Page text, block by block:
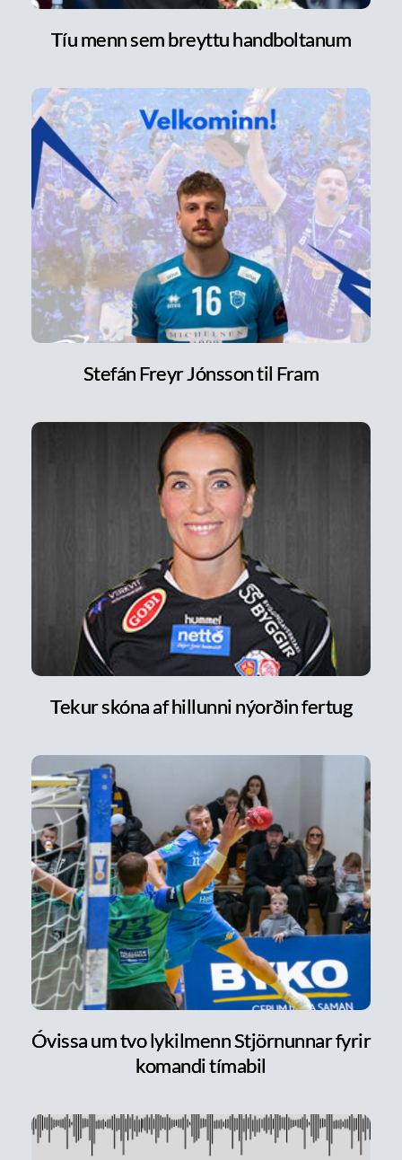
Tíu menn sem breyttu handboltanum
Stefán Freyr Jónsson til Fram
Tekur skóna af hillunni nýorðin fertug
Óvissa um tvo lykilmenn Stjörnunnar fyrir
komandi tímabil